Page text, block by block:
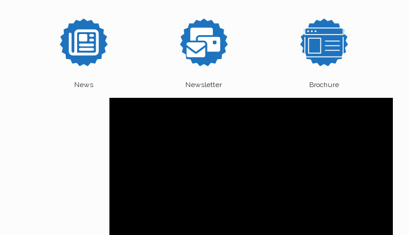
News Newsletter Brochure